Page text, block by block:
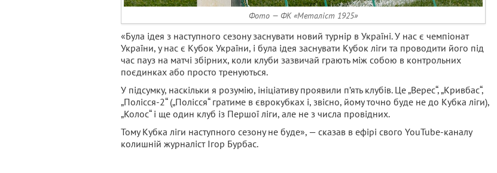
Фото — ФК «Металіст 1925»
«Була ідея з наступного сезону заснувати новий турнір в Україні. У нас є чемпіонат
України, у нас є Кубок України, і була ідея заснувати Кубок ліги та проводити його під
час пауз на матчі збірних, коли клуби зазвичай грають між собою в контрольних
поєдинках або просто тренуються.
У підсумку, наскільки я розумію, ініціативу проявили п’ять клубів. Це „Верес“, „Кривбас“,
„Полісся-2“ („Полісся“ гратиме в єврокубках і, звісно, йому точно буде не до Кубка ліги),
„Колос“ і ще один клуб із Першої ліги, але не з числа провідних.
Тому Кубка ліги наступного сезону не буде», — сказав в ефірі свого YouTube-каналу
колишній журналіст Ігор Бурбас.